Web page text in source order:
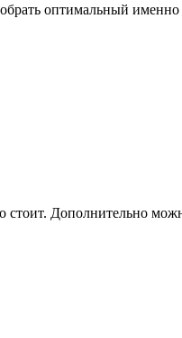
оптимальный
стоит. Дополнительно